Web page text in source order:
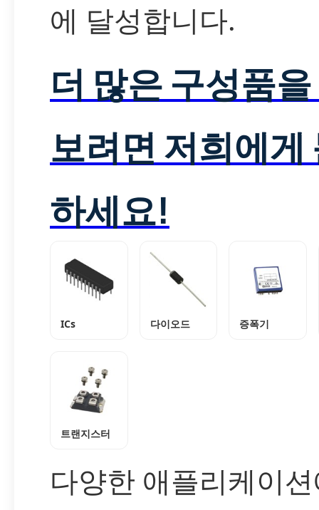
에 달성합니다.
더 많은 구성품
보려면 저희에게
하세요!
ICs 다이오드 증폭기
트랜지스터
다양한 애플리케이